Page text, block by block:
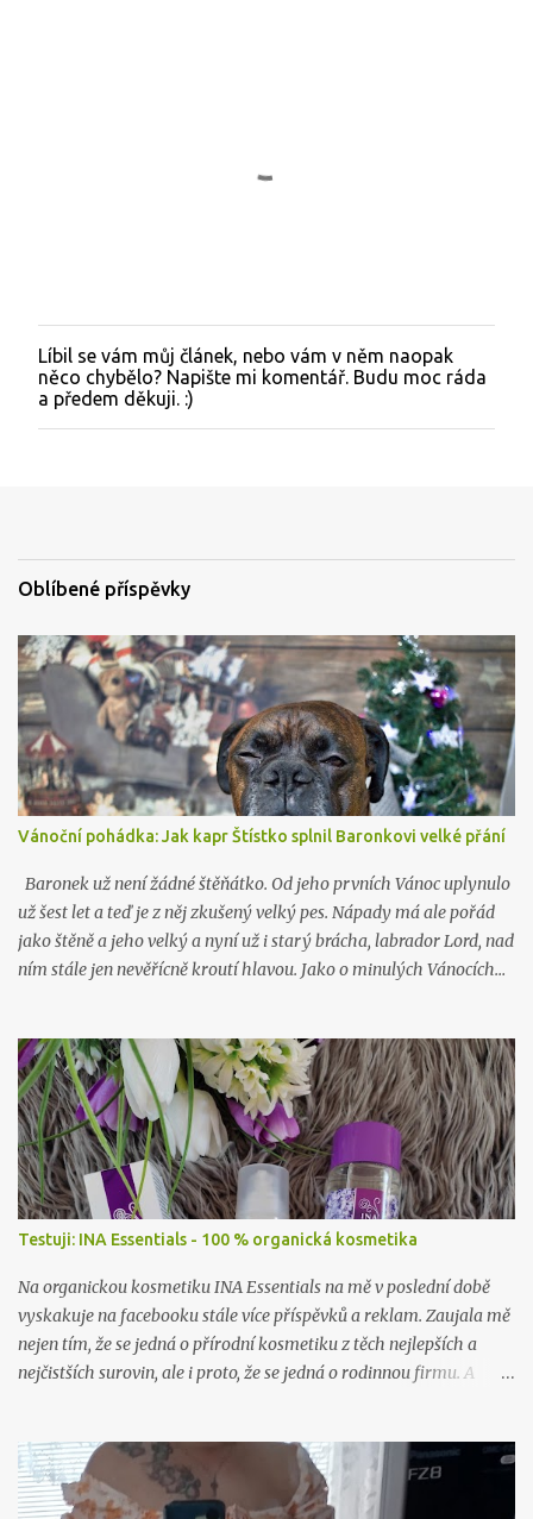
O
k
o
m
a
Líbil se vám můj článek, nebo vám v něm naopak
něco chybělo? Napište mi komentář. Budu moc ráda
a předem děkuji. :)
Oblíbené příspěvky
Vánoční pohádka: Jak kapr Štístko splnil Baronkovi velké přání
Baronek už není žádné štěňátko. Od jeho prvních Vánoc uplynulo
už šest let a teď je z něj zkušený velký pes. Nápady má ale pořád
jako štěně a jeho velký a nyní už i starý brácha, labrador Lord, nad
ním stále jen nevěřícně kroutí hlavou. Jako o minulých Vánocích…
Testuji: INA Essentials - 100 % organická kosmetika
Na organickou kosmetiku INA Essentials na mě v poslední době
vyskakuje na facebooku stále více příspěvků a reklam. Zaujala mě
nejen tím, že se jedná o přírodní kosmetiku z těch nejlepších a
nejčistších surovin, ale i proto, že se jedná o rodinnou firmu. A
otestovat. Firma mě příjemně překvapila, když mi dovolila vybrat
si hned dva jejich výrobky k otestování. A tak jsem se rozhodla, že